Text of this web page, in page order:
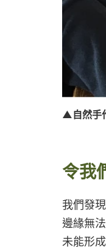
▲自然手
令我
我們發
邊緣無
未能形